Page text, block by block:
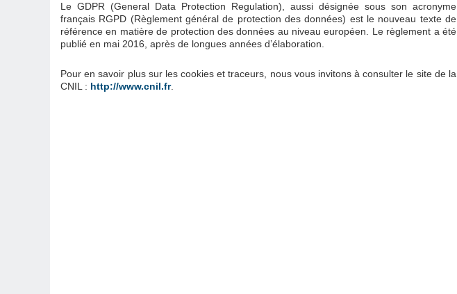
Le GDPR (General Data Protection Regulation), aussi désignée sous son acronyme
français RGPD (Règlement général de protection des données) est le nouveau texte de
référence en matière de protection des données au niveau européen. Le règlement a été
publié en mai 2016, après de longues années d’élaboration.
Pour en savoir plus sur les cookies et traceurs, nous vous invitons à consulter le site de la
CNIL : http://www.cnil.fr.